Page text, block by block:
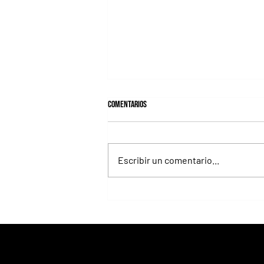
Comentarios
Escribir un comentario...